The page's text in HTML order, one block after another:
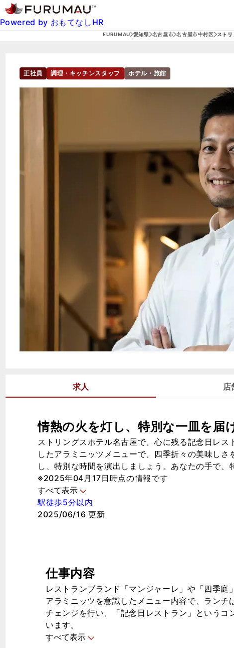
Powered by おもてなしHR
FURUMAU 愛知県 名古屋市 名古屋市中村区 ストリ
正社員 調理・キッチンスタッフ ホテル・旅館
求人 店
情熱の火を灯し、特別な一皿を届
ストリングスホテル名古屋で、心に残る記念日レ
したアラミニッツメニューで、四季折々の美味し
し、特別な時間を演出しましょう。あなたの手で
※2025年04月17日時点の情報です
すべて表示
駅徒歩5分以内
2025/06/16 更新
仕事内容
レストランブランド「マンジャーレ」や「四季庭
アラミニッツを意識したメニュー内容で、ラン
チェンジを行い、「記念日レストラン」という
います。
すべて表示